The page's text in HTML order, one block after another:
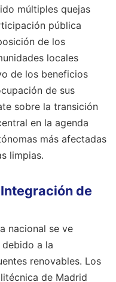
múltiples quejas
pública
de los
locales
de los beneficios
de sus
sobre la transición
en la agenda
más afectadas
limpias.
de
nacional se ve
a la
renovables. Los
de Madrid